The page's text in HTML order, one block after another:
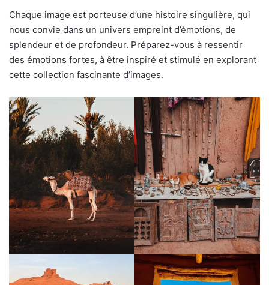
Chaque image est porteuse d’une histoire singulière, qui
nous convie dans un univers empreint d’émotions, de
splendeur et de profondeur. Préparez-vous à ressentir
des émotions fortes, à être inspiré et stimulé en explorant
cette collection fascinante d’images.